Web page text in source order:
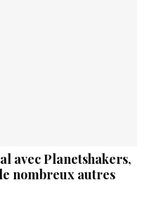
avec Planetshakers,
nombreux autres